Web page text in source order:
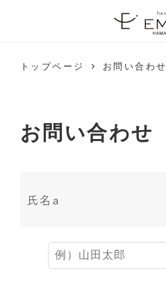
トップページ お問い合わせ
お問い合わせ
氏名a